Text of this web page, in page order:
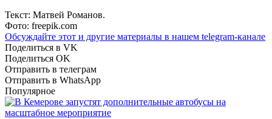
Текст: Матвей Романов.
Фото: freepik.com
Обсуждайте этот и другие материалы в нашем telegram-канале
Поделиться в VK
Поделиться OK
Отправить в телеграм
Отправить в WhatsApp
Популярное